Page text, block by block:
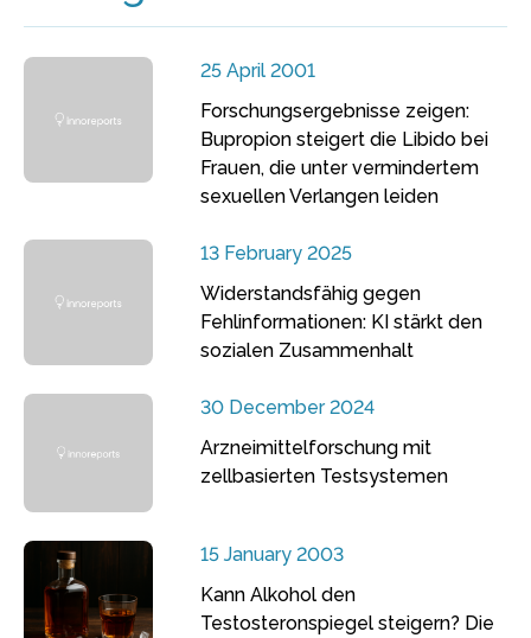
25 April 2001
Forschungsergebnisse zeigen:
Bupropion steigert die Libido bei
Frauen, die unter vermindertem
sexuellen Verlangen leiden
13 February 2025
Widerstandsfähig gegen
Fehlinformationen: KI stärkt den
sozialen Zusammenhalt
30 December 2024
Arzneimittelforschung mit
zellbasierten Testsystemen
15 January 2003
Kann Alkohol den
Testosteronspiegel steigern? Die